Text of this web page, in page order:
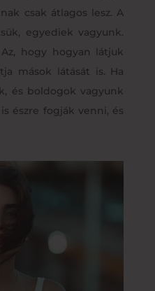
csak átlagos lesz. A
egyediek vagyunk.
hogy hogyan látjuk
mások látását is. Ha
és boldogok vagyunk
észre fogják venni, és